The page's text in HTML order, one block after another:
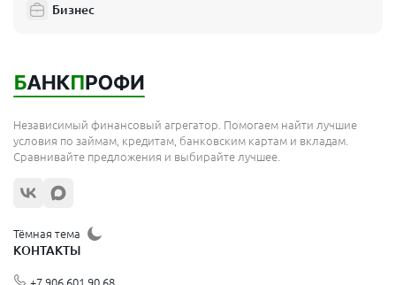
Бизнес
Независимый финансовый агрегатор. Помогаем найти лучшие
условия по займам, кредитам, банковским картам и вкладам.
Сравнивайте предложения и выбирайте лучшее.
Тёмная тема
КОНТАКТЫ
+7 906 601 90 68